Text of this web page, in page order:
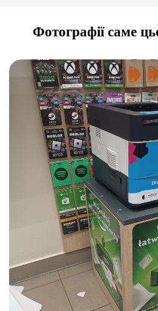
Фотографії саме